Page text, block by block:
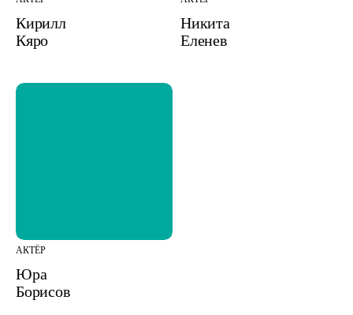
Кирилл
Кяро
Никита
Еленев
АКТЁР
Юра
Борисов